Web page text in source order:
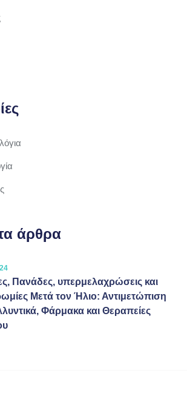
άρθρα
Πανάδες, υπερμελαχρώσεις και
Μετά τον Ήλιο: Αντιμετώπιση
Φάρμακα και Θεραπείες